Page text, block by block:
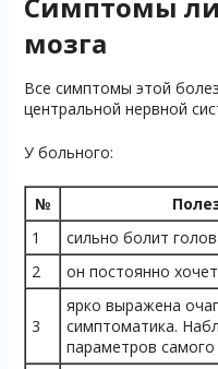
Симптомы
мозга
Все симптомы этой
центральной нервной
У больного:
№
1
сильно болит
2
он постоянно
3
ярко выражена
симптоматика.
параметров самого